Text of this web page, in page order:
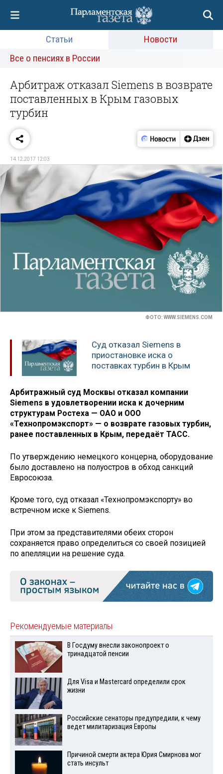
Статьи
Новости
Все о пенсиях в России
Арбитраж отказал Siemens в возврате
поставленных в Крым газовых
турбин
14.12.2017 12:03
ФОТО: WWW.SIEMENS.COM
Суд отказал Siemens в
приостановке иска о
поставках турбин в Крым
Арбитражный суд Москвы отказал компании
Siemens в удовлетворении иска к дочерним
структурам Ростеха — ОАО и ООО
«Технопромэкспорт» — о возврате газовых турбин,
ранее поставленных в Крым, передаёт ТАСС.
По утверждению немецкого концерна, оборудование
было доставлено на полуостров в обход санкций
Евросоюза.
Кроме того, суд отказал «Технопромэкспорту» во
встречном иске к Siemens.
При этом за представителями обеих сторон
сохраняется право определиться со своей позицией
по апелляции на решение суда.
Рекомендуемые материалы
В Госдуму внесли законопроект о
тринадцатой пенсии
Для Visа и Mastercard определили срок
жизни
Российские сенаторы предупредили, к чему
ведет милитаризация Европы
Причиной смерти актера Юрия Смирнова мог
стать инсульт